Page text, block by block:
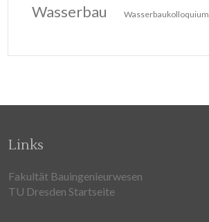
Wasserbau Wasserbaukolloquium
Links
Fakultät Bauingenieurwesen
TU Dresden Startseite